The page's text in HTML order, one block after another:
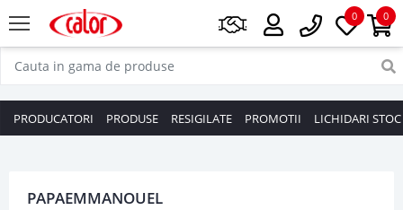
0
0
PRODUCATORI PRODUSE RESIGILATE PROMOTII LICHIDARI STOC
PAPAEMMANOUEL